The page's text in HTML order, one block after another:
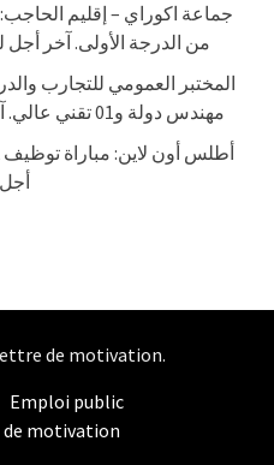
من الدرجة الأولى. آخر أجل للترشيح
مهندس دولة و01 تقني عالي. آخر أجل هو 02 يونيو 2023
أجل
de motivation.
Emploi public
motivation